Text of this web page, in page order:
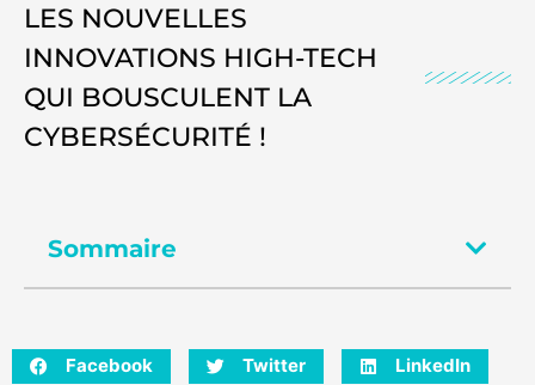
LES NOUVELLES
INNOVATIONS HIGH-TECH
QUI BOUSCULENT LA
CYBERSÉCURITÉ !
Sommaire
Facebook Twitter LinkedIn